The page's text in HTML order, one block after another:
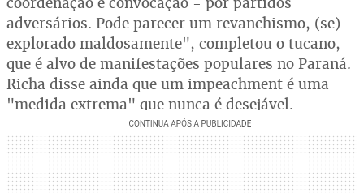
adversários. Pode parecer um revanchismo, (se)
explorado maldosamente", completou o tucano,
que é alvo de manifestações populares no Paraná.
Richa disse ainda que um impeachment é uma
"medida extrema" que nunca é desejável.